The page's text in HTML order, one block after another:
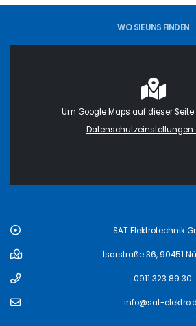
WO SIE UNS FINDEN
Um Google Maps auf dieser
Datenschutzeinstellungen
SAT Elektrotechnik
Isarstraße 36, 90451
0911 323 89 30
info@sat-